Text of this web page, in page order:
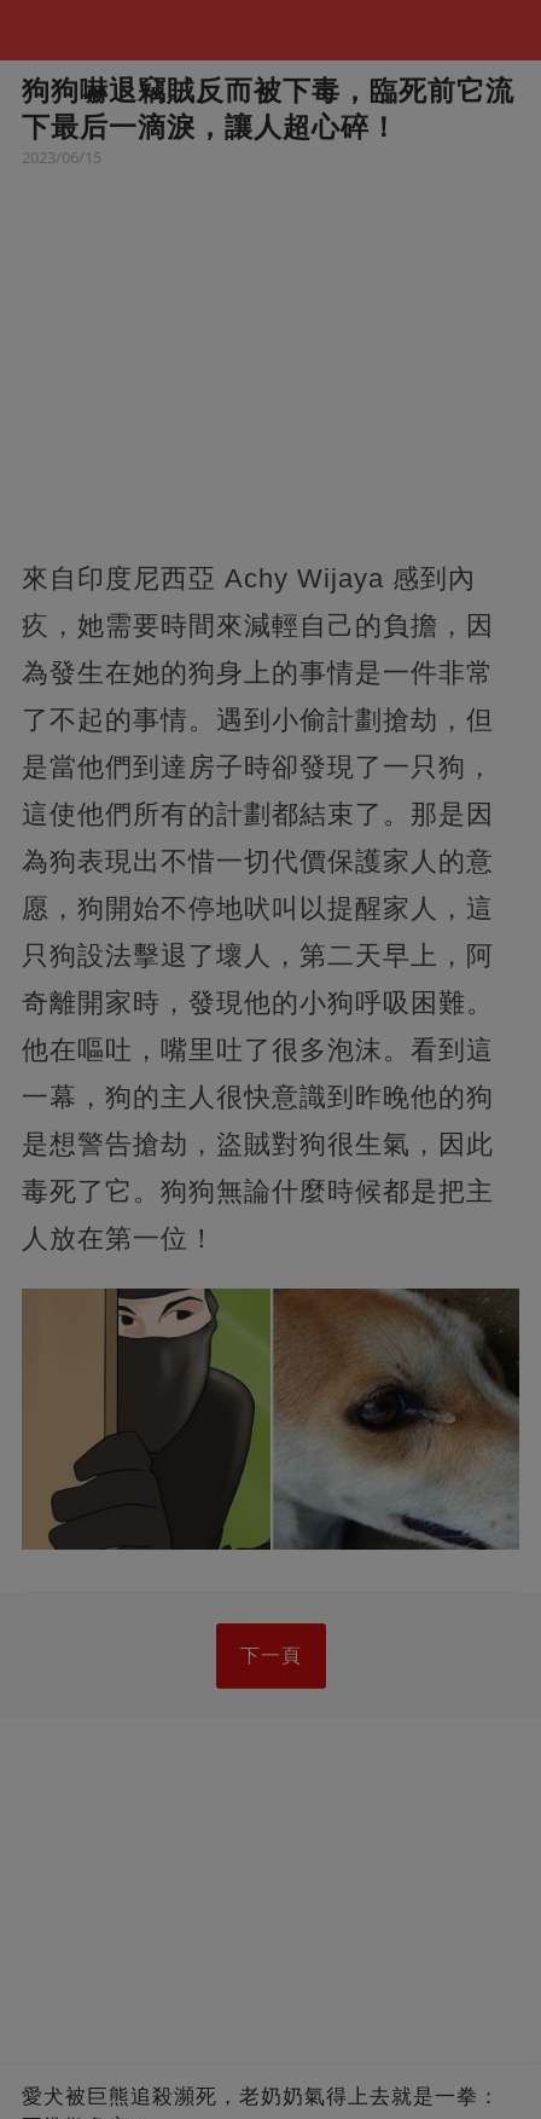
狗狗嚇退竊賊反而被下毒，臨死前它流
下最后一滴淚，讓人超心碎！
2023/06/15
來自印度尼西亞 Achy Wijaya 感到內
疚，她需要時間來減輕自己的負擔，因
為發生在她的狗身上的事情是一件非常
了不起的事情。遇到 小偷計劃搶劫，但
是當他們到達房子時卻發現了一只狗，
這使他們所有的計劃都結束了。 那是因
為狗表現出不惜一切代價保護家人的意
愿，狗開始不停地吠叫以提醒家人， 這
只狗設法擊退了壞人，第二天早上，阿
奇離開家時，發現他的小狗呼吸困難。
他在嘔吐，嘴里吐了很多泡沫。 看到這
一幕，狗的主人很快意識到昨晚他的狗
是想警告搶劫， 盜賊對狗很生氣，因此
毒死了它。狗狗無論什麼時候都是把主
人放在第一位！
下一頁
愛犬被巨熊追殺瀕死，老奶奶氣得上去就是一拳：